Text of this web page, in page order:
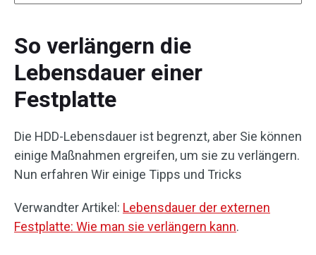
So verlängern die
Lebensdauer einer
Festplatte
Die HDD-Lebensdauer ist begrenzt, aber Sie können
einige Maßnahmen ergreifen, um sie zu verlängern.
Nun erfahren Wir einige Tipps und Tricks
Verwandter Artikel: Lebensdauer der externen
Festplatte: Wie man sie verlängern kann.